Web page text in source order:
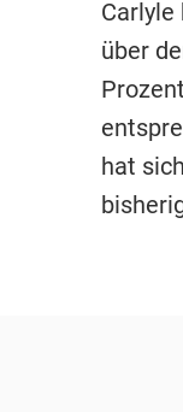
Carlyle
über
hat